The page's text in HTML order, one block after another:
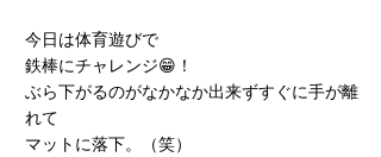
今日は体育遊びで
鉄棒にチャレンジ😁！
ぶら下がるのがなかなか出来ずすぐに手が離
れて
マットに落下。（笑）